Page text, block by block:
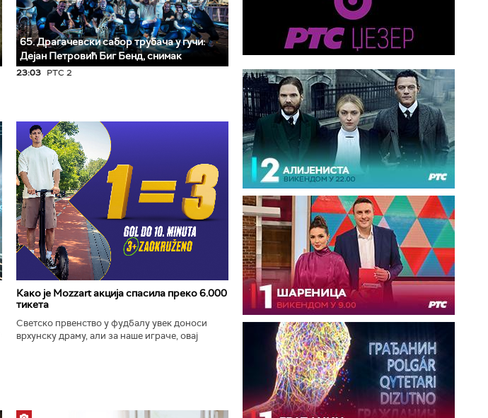
65. Драгачевски сабор трубача у гучи:
Дејан Петровић Биг Бeнд, снимак
23:03 РТС 2
Како је Mozzart акција спасила преко 6.000
тикета
Светско првенство у фудбалу увек доноси
врхунску драму, али за наше играче, овај